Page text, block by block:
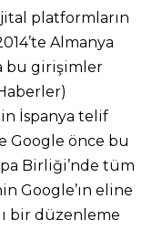
platformların
Almanya
bu girişimler
İspanya telif
Google önce bu
Birliği’nde tüm
Google’ın eline
bir düzenleme